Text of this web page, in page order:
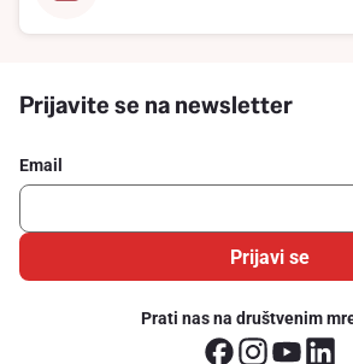
Prijavite se na newsletter
Email
Prijavi se
Prati nas na društvenim